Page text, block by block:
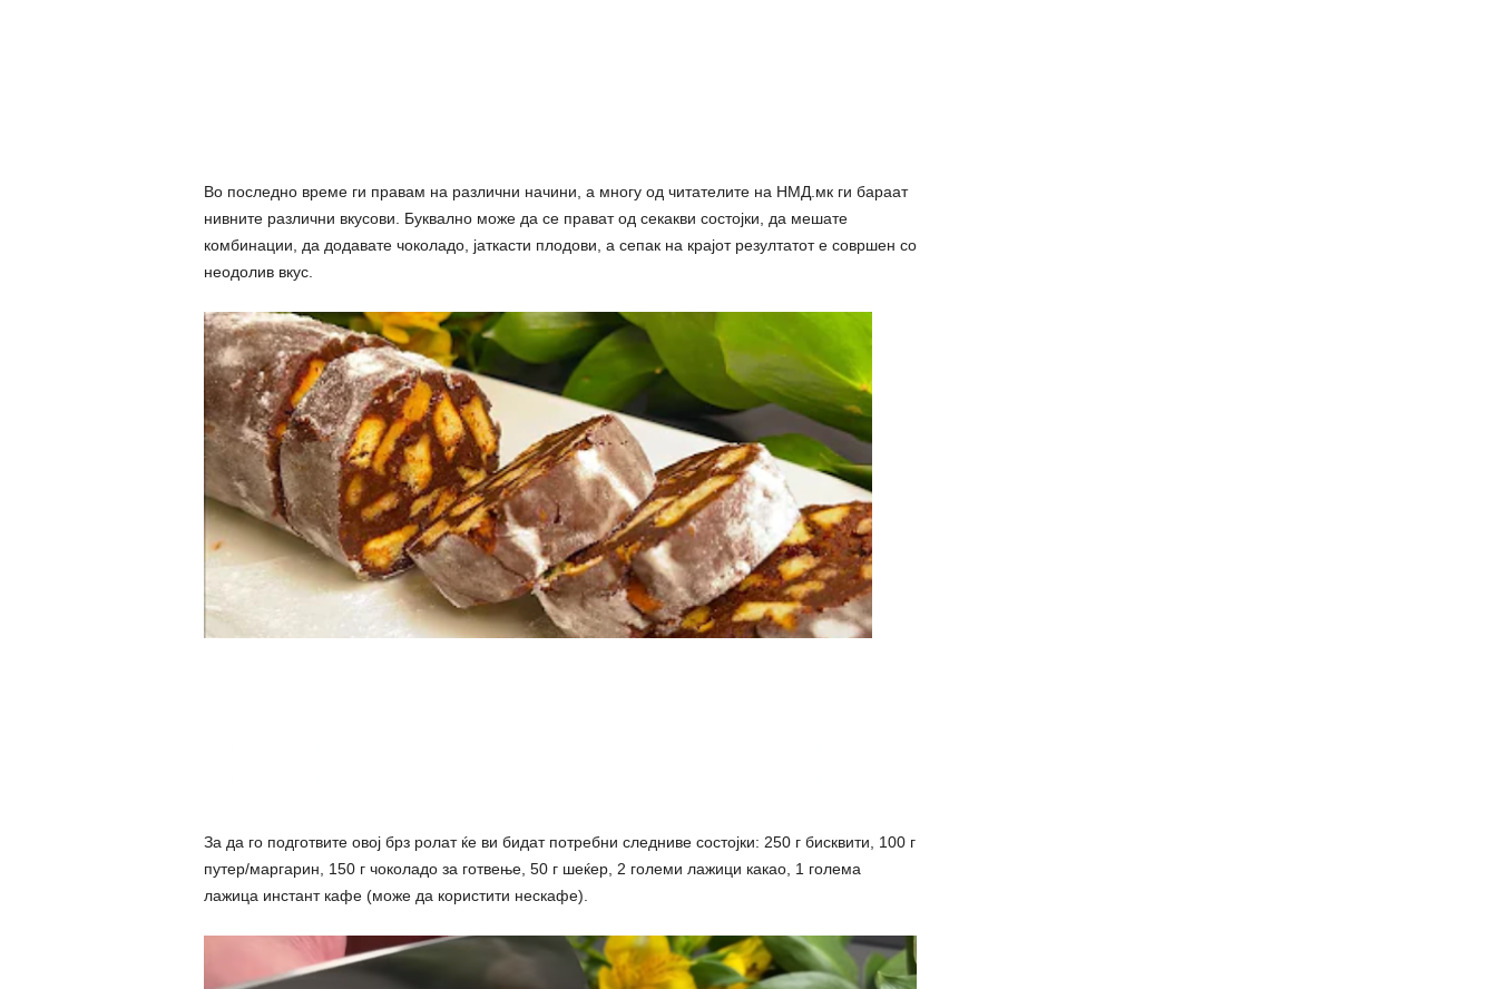
Во последно време ги правам на различни начини, а многу од читателите на НМД.мк ги бараат
нивните различни вкусови. Буквално може да се прават од секакви состојки, да мешате
комбинации, да додавате чоколадо, јаткасти плодови, а сепак на крајот резултатот е совршен со
неодолив вкус.
За да го подготвите овој брз ролат ќе ви бидат потребни следниве состојки: 250 г бисквити, 100 г
путер/маргарин, 150 г чоколадо за готвење, 50 г шеќер, 2 големи лажици какао, 1 голема
лажица инстант кафе (може да користити нескафе).